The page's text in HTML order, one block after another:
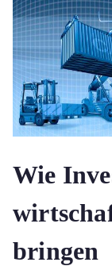
Wie
bringen